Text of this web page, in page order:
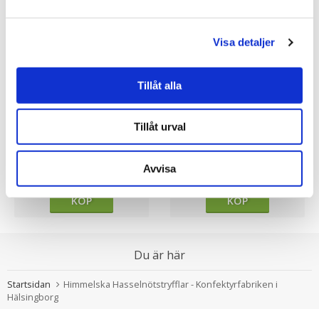
Visa detaljer
Tillåt alla
Tillåt urval
Avvisa
Himmelska Hallontryfflar -
Konfektyrfabriken i
KÖP
Citronkolor i påskask -
Sköna Ting
KÖP
Du är här
Startsidan
Himmelska Hasselnötstryfflar - Konfektyrfabriken i
Hälsingborg